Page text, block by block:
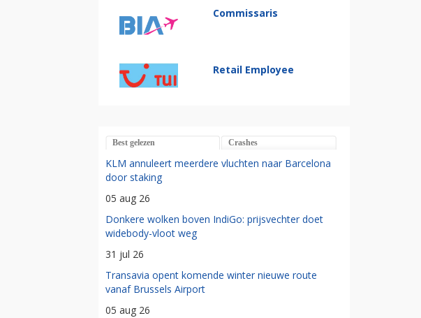
Commissaris
Retail Employee
Best gelezen Crashes
KLM annuleert meerdere vluchten naar Barcelona
door staking
05 aug 26
Donkere wolken boven IndiGo: prijsvechter doet
widebody-vloot weg
31 jul 26
Transavia opent komende winter nieuwe route
vanaf Brussels Airport
05 aug 26